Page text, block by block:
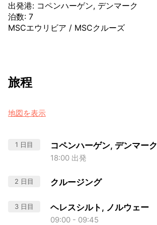
出発港: コペンハーゲン, デンマーク
泊数: 7
MSCエウリビア / MSCクルーズ
旅程
地図を表示
1 日目 コペンハーゲン, デンマーク
18:00 出発
2 日目 クルージング
3 日目 ヘレスシルト, ノルウェー
09:00 - 09:45